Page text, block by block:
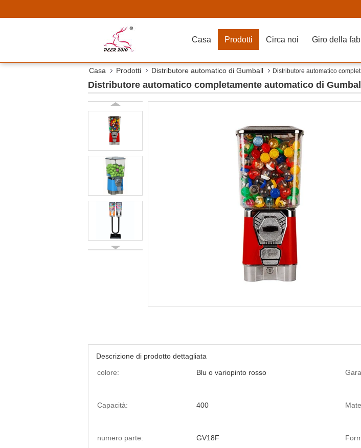
Casa Prodotti Circa noi Giro della
Casa Prodotti Distributore automatico di Gumball Distributore automatico
Distributore automatico completamente automatico di
Descrizione di prodotto dettagliata
colore:
Blu o variopinto rosso
Capacità: 400
numero parte: GV18F